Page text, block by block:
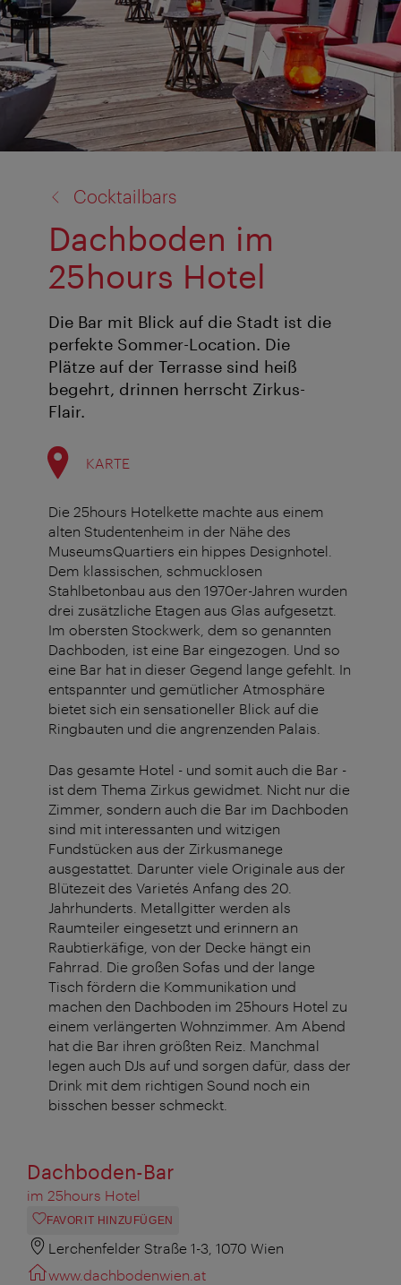
Cocktailbars
Dachboden im
25hours Hotel
Die Bar mit Blick auf die Stadt ist die
perfekte Sommer-Location. Die
Plätze auf der Terrasse sind heiß
begehrt, drinnen herrscht Zirkus-
Flair.
KARTE
Die 25hours Hotelkette machte aus einem
alten Studentenheim in der Nähe des
MuseumsQuartiers ein hippes Designhotel.
Dem klassischen, schmucklosen
Stahlbetonbau aus den 1970er-Jahren wurden
drei zusätzliche Etagen aus Glas aufgesetzt.
Im obersten Stockwerk, dem so genannten
Dachboden, ist eine Bar eingezogen. Und so
eine Bar hat in dieser Gegend lange gefehlt. In
entspannter und gemütlicher Atmosphäre
bietet sich ein sensationeller Blick auf die
Ringbauten und die angrenzenden Palais.
Das gesamte Hotel - und somit auch die Bar -
ist dem Thema Zirkus gewidmet. Nicht nur die
Zimmer, sondern auch die Bar im Dachboden
sind mit interessanten und witzigen
Fundstücken aus der Zirkusmanege
ausgestattet. Darunter viele Originale aus der
Blütezeit des Varietés Anfang des 20.
Jahrhunderts. Metallgitter werden als
Raumteiler eingesetzt und erinnern an
Raubtierkäfige, von der Decke hängt ein
Fahrrad. Die großen Sofas und der lange
Tisch fördern die Kommunikation und
machen den Dachboden im 25hours Hotel zu
einem verlängerten Wohnzimmer. Am Abend
hat die Bar ihren größten Reiz. Manchmal
legen auch DJs auf und sorgen dafür, dass der
Drink mit dem richtigen Sound noch ein
bisschen besser schmeckt.
Dachboden-Bar
im 25hours Hotel
FAVORIT HINZUFÜGEN
Lerchenfelder Straße 1-3, 1070 Wien
www.dachbodenwien.at